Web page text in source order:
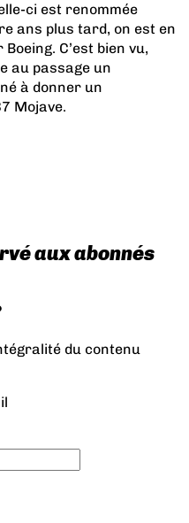
ci est renommée
ans plus tard, on est en
C’est bien vu,
au passage un
à donner un
Mojave.
aux abonnés
du contenu